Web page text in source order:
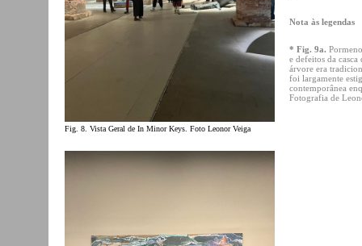
Fig. 8. Vista Geral de In Minor Keys. Foto Leonor Veiga
Nota às legendas
* Fig. 9a.
e defeitos da
árvore era
foi largamente
contemporânea
Fotografia de